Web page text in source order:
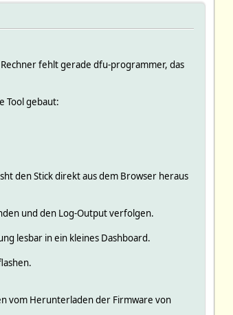
fehlt gerade dfu-programmer, das
Tool gebaut:
den Stick direkt aus dem Browser heraus
und den Log-Output verfolgen.
lesbar in ein kleines Dashboard.
vom Herunterladen der Firmware von